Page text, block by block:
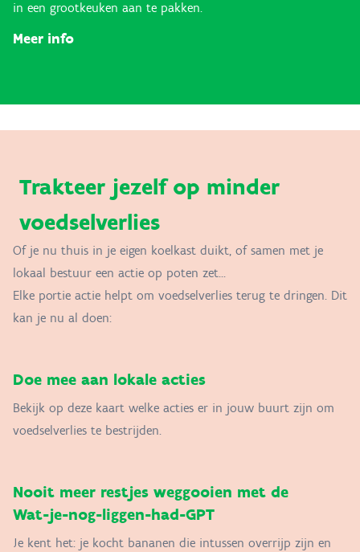
in een grootkeuken aan te pakken.
Meer info
Trakteer jezelf op minder
voedselverlies
Of je nu thuis in je eigen koelkast duikt, of samen met je
lokaal bestuur een actie op poten zet...
Elke portie actie helpt om voedselverlies terug te dringen. Dit
kan je nu al doen:
Doe mee aan lokale acties
Bekijk op deze kaart welke acties er in jouw buurt zijn om
voedselverlies te bestrijden.
Nooit meer restjes weggooien met de
Wat-je-nog-liggen-had-GPT
Je kent het: je kocht bananen die intussen overrijp zijn en